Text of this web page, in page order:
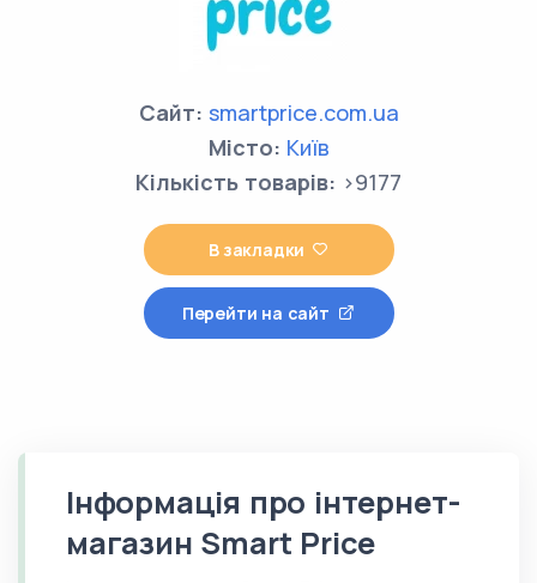
Сайт: smartprice.com.ua
Місто: Київ
Кількість товарів: >9177
В закладки
Перейти на сайт
Інформація про інтернет-
магазин Smart Price